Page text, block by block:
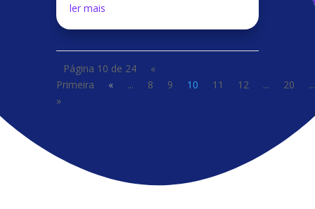
ler mais
Página 10 de 24
«
Primeira
« ... 8 9 10 11 12 ... 20
...
»